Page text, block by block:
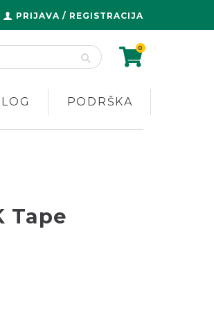
0
PRIJAVA / REGISTRACIJA
PODRŠKA
Tape